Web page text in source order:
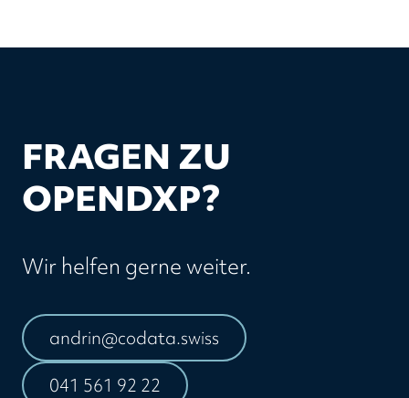
FRAGEN ZU
OPENDXP?
Wir helfen gerne weiter.
andrin@codata.swiss
041 561 92 22